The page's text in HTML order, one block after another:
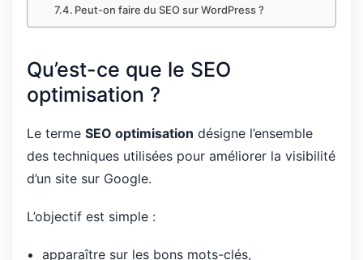
Peut-on faire du SEO sur WordPress ?
Qu’est-ce que le SEO
optimisation ?
Le terme SEO optimisation désigne l’ensemble
des techniques utilisées pour améliorer la visibilité
d’un site sur Google.
L’objectif est simple :
apparaître sur les bons mots-clés,